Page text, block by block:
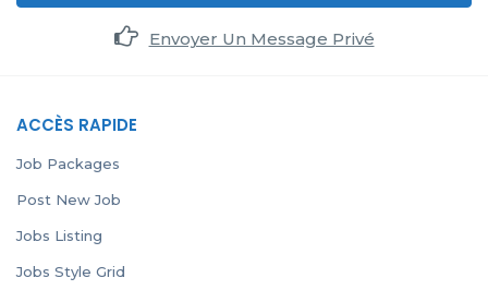
Envoyer Un Message Privé
ACCÈS RAPIDE
Job Packages
Post New Job
Jobs Listing
Jobs Style Grid